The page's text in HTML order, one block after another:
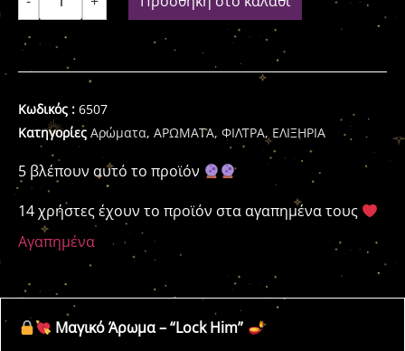
Κωδικός : 6507
Κατηγορίες Αρώματα, ΑΡΩΜΑΤΑ, ΦΙΛΤΡΑ, ΕΛΙΞΗΡΙΑ
5 βλέπουν αυτό το προϊόν
14 χρήστες έχουν το προϊόν στα αγαπημένα τους
Αγαπημένα
Μαγικό Άρωμα – “Lock Him”